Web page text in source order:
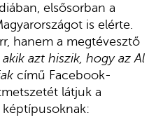
elsősorban a
is elérte.
hanem a megtévesztő
azt hiszik, hogy az Al
című Facebook-
látjuk a